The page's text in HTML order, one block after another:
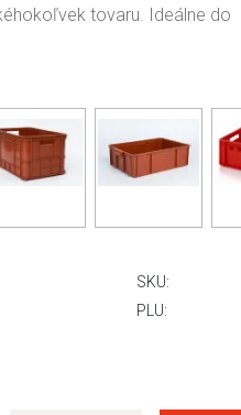
tovaru. Ideálne do
SKU:
PLU: